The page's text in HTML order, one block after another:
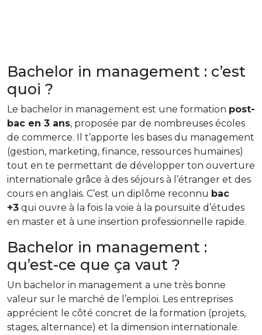
Bachelor in management : c’est
quoi ?
Le bachelor in management est une formation post-
bac en 3 ans, proposée par de nombreuses écoles
de commerce. Il t’apporte les bases du management
(gestion, marketing, finance, ressources humaines)
tout en te permettant de développer ton ouverture
internationale grâce à des séjours à l’étranger et des
cours en anglais. C’est un diplôme reconnu bac
+3 qui ouvre à la fois la voie à la poursuite d’études
en master et à une insertion professionnelle rapide.
Bachelor in management :
qu’est-ce que ça vaut ?
Un bachelor in management a une très bonne
valeur sur le marché de l’emploi. Les entreprises
apprécient le côté concret de la formation (projets,
stages, alternance) et la dimension internationale.